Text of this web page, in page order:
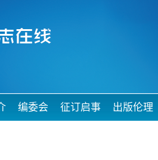
编委会 征订启事 出版伦理